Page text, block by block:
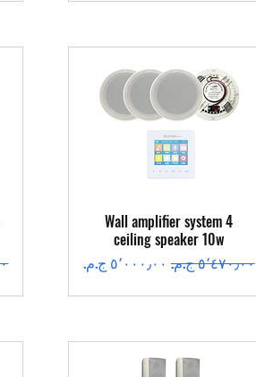
العرض السريع
Wall amplifier system 4
ceiling speaker 10w
سعر عادي‏٥٬٤٧٠٫٠٠ ج.م.‏ سعر البيع ‏٣٬١٥٠٫٠٠ ج.م.‏